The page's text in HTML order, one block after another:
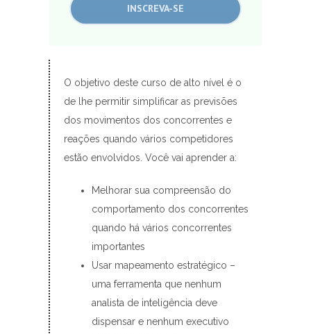
INSCREVA-SE
O objetivo deste curso de alto nível é o
de lhe permitir simplificar as previsões
dos movimentos dos concorrentes e
reações quando vários competidores
estão envolvidos. Você vai aprender a:
Melhorar sua compreensão do
comportamento dos concorrentes
quando há vários concorrentes
importantes
Usar mapeamento estratégico –
uma ferramenta que nenhum
analista de inteligência deve
dispensar e nenhum executivo